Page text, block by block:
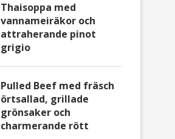
Thaisoppa med
vannameiräkor och
attraherande pinot
grigio
Pulled Beef med fräsch
örtsallad, grillade
grönsaker och
charmerande rött